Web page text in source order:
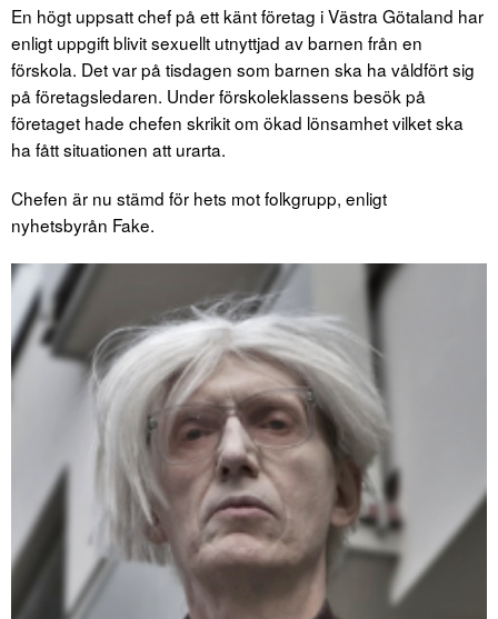
En högt uppsatt chef på ett känt företag i Västra Götaland har
enligt uppgift blivit sexuellt utnyttjad av barnen från en
förskola. Det var på tisdagen som barnen ska ha våldfört sig
på företagsledaren. Under förskoleklassens besök på
företaget hade chefen skrikit om ökad lönsamhet vilket ska
ha fått situationen att urarta.
Chefen är nu stämd för hets mot folkgrupp, enligt
nyhetsbyrån Fake.